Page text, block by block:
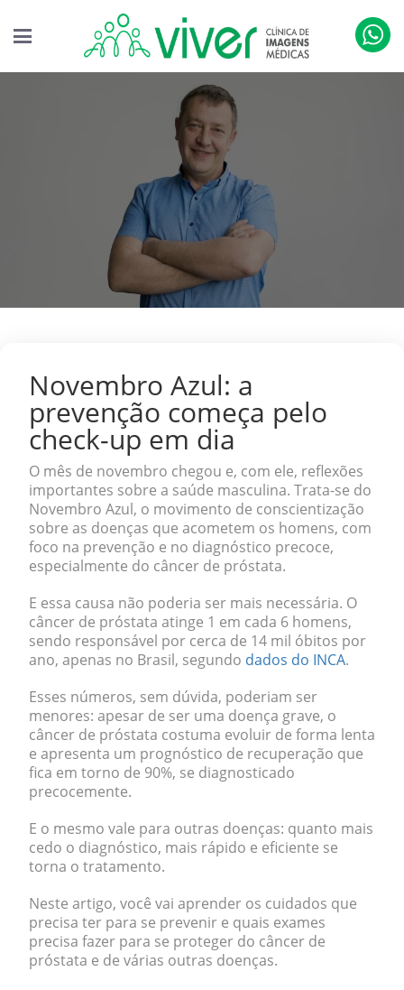
Novembro Azul: a
prevenção começa pelo
check-up em dia
O mês de novembro chegou e, com ele, reflexões
importantes sobre a saúde masculina. Trata-se do
Novembro Azul, o movimento de conscientização
sobre as doenças que acometem os homens, com
foco na prevenção e no diagnóstico precoce,
especialmente do câncer de próstata.
E essa causa não poderia ser mais necessária. O
câncer de próstata atinge 1 em cada 6 homens,
sendo responsável por cerca de 14 mil óbitos por
ano, apenas no Brasil, segundo dados do INCA.
Esses números, sem dúvida, poderiam ser
menores: apesar de ser uma doença grave, o
câncer de próstata costuma evoluir de forma lenta
e apresenta um prognóstico de recuperação que
fica em torno de 90%, se diagnosticado
precocemente.
E o mesmo vale para outras doenças: quanto mais
cedo o diagnóstico, mais rápido e eficiente se
torna o tratamento.
Neste artigo, você vai aprender os cuidados que
precisa ter para se prevenir e quais exames
precisa fazer para se proteger do câncer de
próstata e de várias outras doenças.